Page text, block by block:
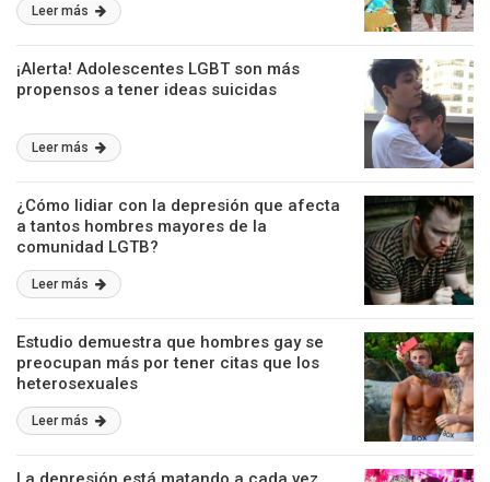
Leer más
¡Alerta! Adolescentes LGBT son más
propensos a tener ideas suicidas
Leer más
¿Cómo lidiar con la depresión que afecta
a tantos hombres mayores de la
comunidad LGTB?
Leer más
Estudio demuestra que hombres gay se
preocupan más por tener citas que los
heterosexuales
Leer más